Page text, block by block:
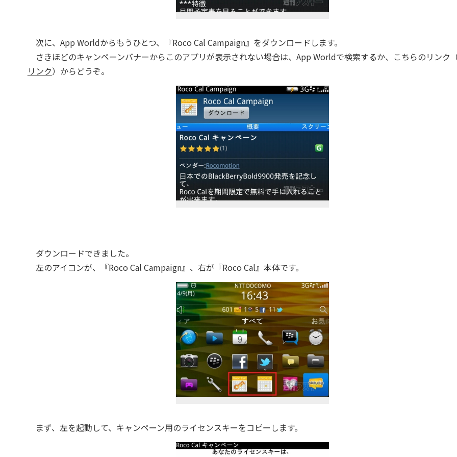
次に、App Worldからもうひとつ、『Roco Cal Campaign』をダウンロードします。
さきほどのキャンペーンバナーからこのアプリが表示されない場合は、App Worldで検索するか、こちらのリンク
リンク）からどうぞ。
ダウンロードできました。
左のアイコンが、『Roco Cal Campaign』、右が『Roco Cal』本体です。
まず、左を起動して、キャンペーン用のライセンスキーをコピーします。